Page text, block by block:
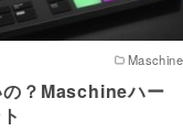
Maschine
？Maschineハー